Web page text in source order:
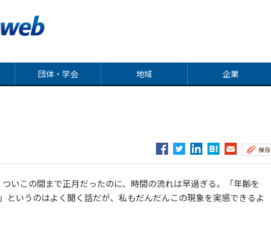
団体・学会 地域 企業
保存
いこの間まで正月だったのに、時間の流れは早過ぎる。「年齢を
というのはよく聞く話だが、私もだんだんこの現象を実感できるよ